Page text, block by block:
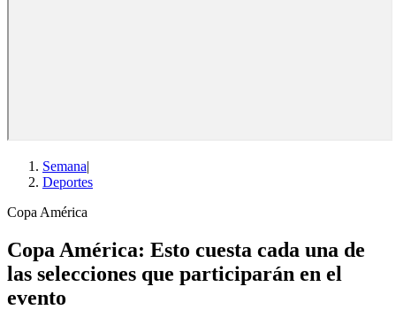
Semana|
Deportes
Copa América
Copa América: Esto cuesta cada una de
las selecciones que participarán en el
evento